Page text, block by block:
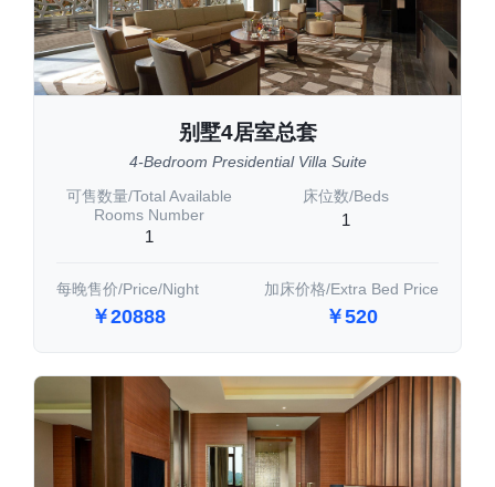
别墅4居室总套
4-Bedroom Presidential Villa Suite
可售数量/Total Available
Rooms Number
1
床位数/Beds
1
每晚售价/Price/Night
￥20888
加床价格/Extra Bed Price
￥520